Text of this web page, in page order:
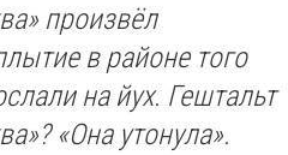
произвёл
в районе того
на йух. Гештальт
«Она утонула».